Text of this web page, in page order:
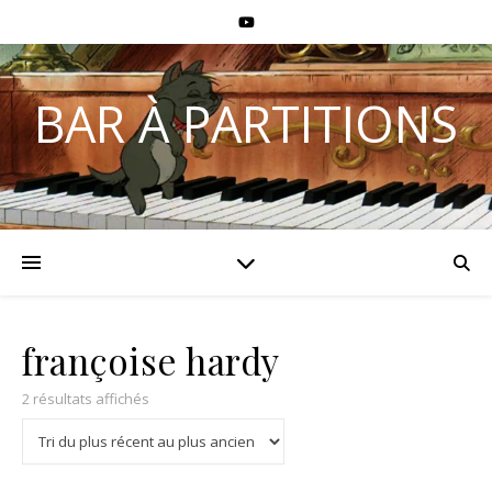
BAR À PARTITIONS
françoise hardy
2 résultats affichés